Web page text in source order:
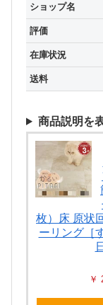
ショップ名
評価
在庫状況
送料
商品説明を
枚）床 原状
ーリング［
￥